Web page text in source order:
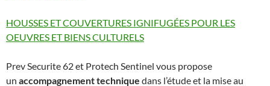
HOUSSES ET COUVERTURES IGNIFUGÉES POUR LES
OEUVRES ET BIENS CULTURELS
Prev Securite 62 et Protech Sentinel vous propose
un accompagnement technique dans l’étude et la mise au